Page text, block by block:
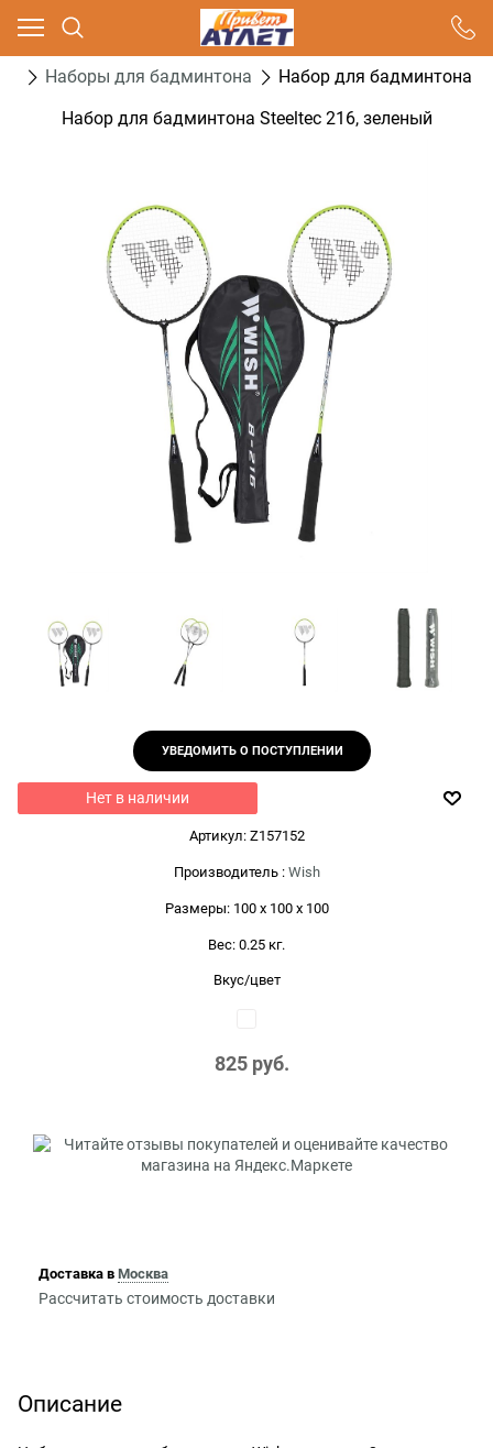
Наборы для бадминтона
Набор для бадминтона
Набор для бадминтона Steeltec 216, зеленый
УВЕДОМИТЬ О ПОСТУПЛЕНИИ
Нет в наличии
Артикул: Z157152
Производитель : Wish
Размеры: 100 x 100 x 100
Вес: 0.25 кг.
Вкус/цвет
825 руб.
Доставка в Москва
Рассчитать стоимость доставки
Описание
Ваш город - Москва,
угадали?
ДА НЕТ